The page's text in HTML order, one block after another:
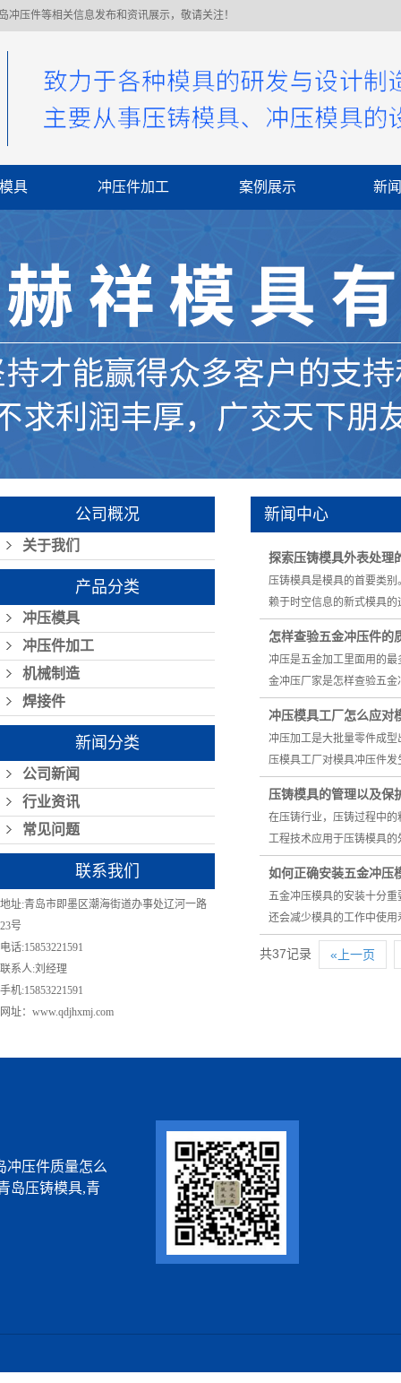
冲压件等相关信息发布和资讯展示，敬请关注！
具 冲压件加工 案例展示 新
常
公司概况
关于我们
产品分类
冲压模具
冲压件加工
机械制造
焊接件
新闻分类
公司新闻
行业资讯
常见问题
联系我们
地址:青岛市即墨区潮海街道办事处辽河一路
23号
电话:15853221591
联系人:刘经理
手机:15853221591
网址：www.qdjhxmj.com
新闻中心
探索压铸模具外表处理
压铸模具是模具的首要类
赖于时空信息的新式模具
怎样查验五金冲压件的
冲压是五金加工里面用的
金冲压厂家是怎样查验五
冲压模具工厂怎么应对
冲压加工是大批量零件成
压模具工厂对模具冲压件
压铸模具的管理以及保
在压铸行业，压铸过程中
工程技术应用于压铸模具
如何正确安装五金冲压
五金冲压模具的安装十分
还会减少模具的工作中使
共37记录 «上一页
冲压件质量怎么
岛压铸模具,青